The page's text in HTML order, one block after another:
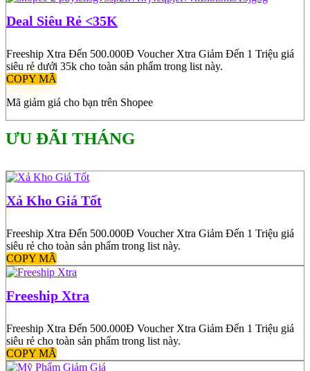
Deal Siêu Rẻ <35K
Freeship Xtra Đến 500.000Đ Voucher Xtra Giảm Đến 1 Triệu giá
siêu rẻ dưới 35k cho toàn sản phẩm trong list này.
COPY MÃ
Mã giảm giá cho bạn trên Shopee
ƯU ĐÃI THÁNG
Xả Kho Giá Tốt
Freeship Xtra Đến 500.000Đ Voucher Xtra Giảm Đến 1 Triệu giá
siêu rẻ cho toàn sản phẩm trong list này.
COPY MÃ
Freeship Xtra
Freeship Xtra Đến 500.000Đ Voucher Xtra Giảm Đến 1 Triệu giá
siêu rẻ cho toàn sản phẩm trong list này.
COPY MÃ